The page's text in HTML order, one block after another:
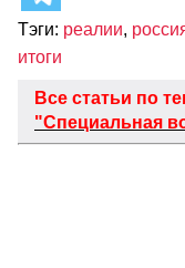
Тэги: реалии,
итоги
Все статьи по
"Специальная